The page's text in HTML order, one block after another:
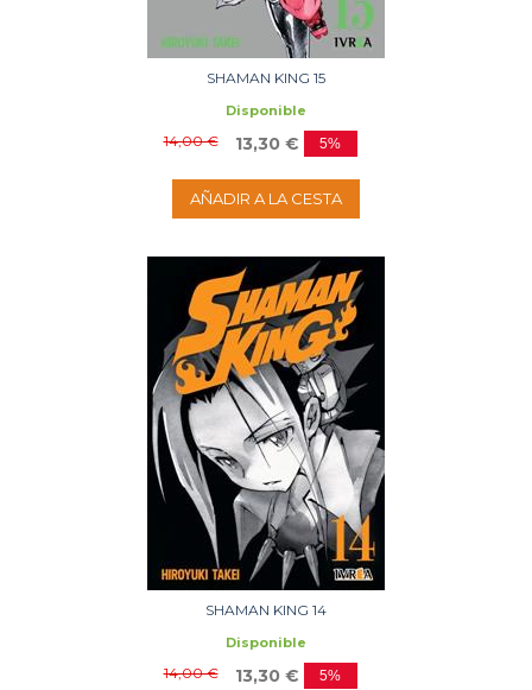
SHAMAN KING 15
Disponible
14,00 € 13,30 € 5%
AÑADIR A LA CESTA
SHAMAN KING 14
Disponible
14,00 € 13,30 € 5%